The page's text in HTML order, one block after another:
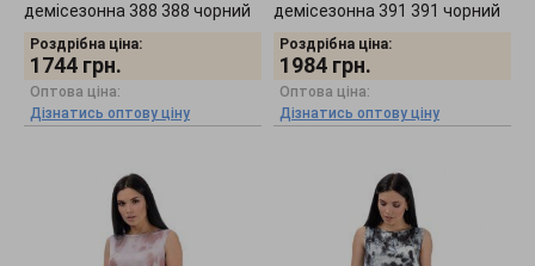
демісезонна 388 388 чорний
Роздрібна ціна:
1744 грн.
Оптова ціна:
Дізнатись оптову ціну
демісезонна 391 391 чорний
Роздрібна ціна:
1984 грн.
Оптова ціна:
Дізнатись оптову ціну